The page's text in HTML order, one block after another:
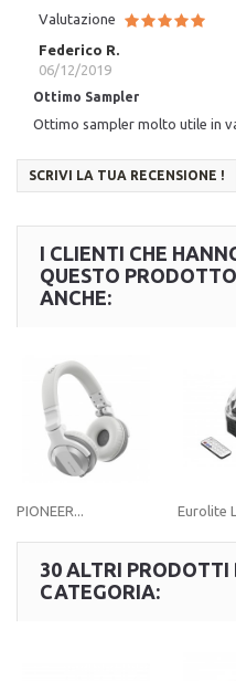
Valutazione
Federico R.
06/12/2019
Ottimo Sampler
Ottimo sampler molto utile in
SCRIVI LA TUA RECENSIONE !
I CLIENTI CHE
QUESTO
ANCHE:
PIONEER... Eurolite
30 ALTRI PRODOTTI
CATEGORIA: